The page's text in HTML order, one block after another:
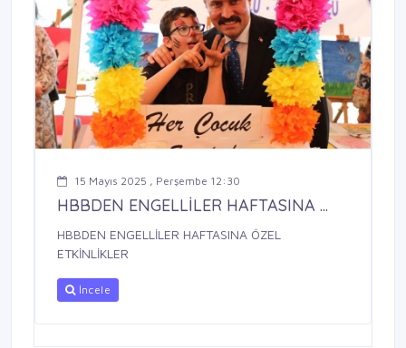
15 Mayıs 2025 , Perşembe 12:30
HBBDEN ENGELLİLER HAFTASINA ...
HBBDEN ENGELLİLER HAFTASINA ÖZEL
ETKİNLİKLER
İncele